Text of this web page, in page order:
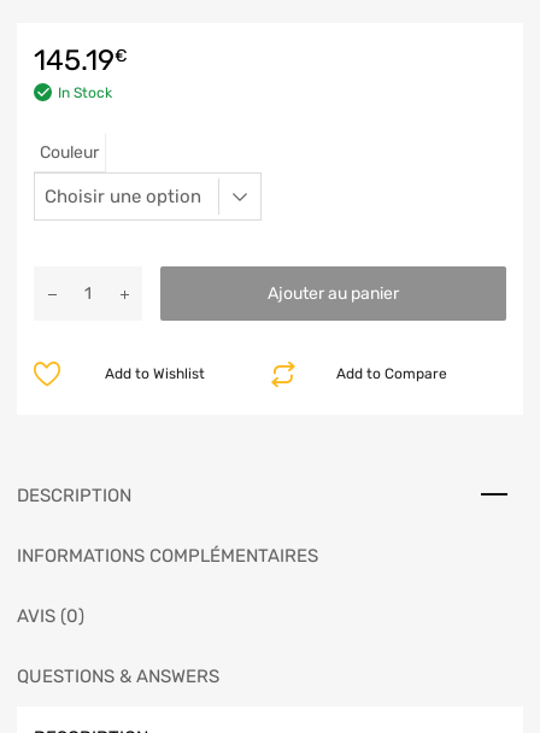
145.19€
In Stock
Couleur
Ajouter au panier
Add to Compare
Add to Wishlist
DESCRIPTION
INFORMATIONS COMPLÉMENTAIRES
AVIS (0)
QUESTIONS & ANSWERS